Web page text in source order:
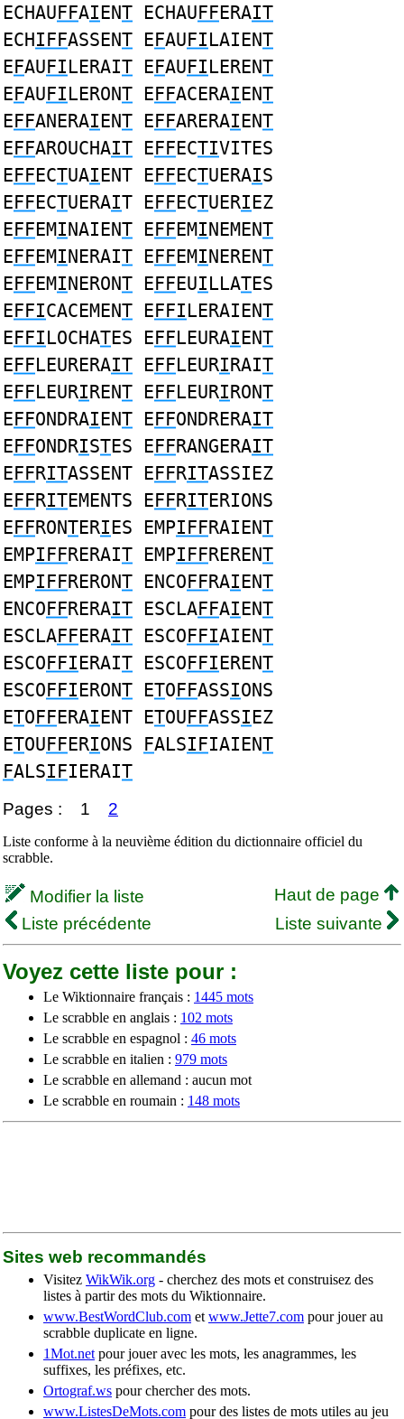
ECHAUFFAIENT ECHAUFFERAIT
ECHIFFASSENT EFAUFILAIENT
EFAUFILERAIT EFAUFILERENT
EFAUFILERONT EFFACERAIENT
EFFANERAIENT EFFARERAIENT
EFFAROUCHAIT EFFECTIVITES
EFFECTUAIENT EFFECTUERAIS
EFFECTUERAIT EFFECTUERIEZ
EFFEMINAIENT EFFEMINEMENT
EFFEMINERAIT EFFEMINERENT
EFFEMINERONT EFFEUILLATES
EFFICACEMENT EFFILERAIENT
EFFILOCHATES EFFLEURAIENT
EFFLEURERAIT EFFLEURIRAIT
EFFLEURIRENT EFFLEURIRONT
EFFONDRAIENT EFFONDRERAIT
EFFONDRISTES EFFRANGERAIT
EFFRITASSENT EFFRITASSIEZ
EFFRITEMENTS EFFRITERIONS
EFFRONTERIES EMPIFFRAIENT
EMPIFFRERAIT EMPIFFRERENT
EMPIFFRERONT ENCOFFRAIENT
ENCOFFRERAIT ESCLAFFAIENT
ESCLAFFERAIT ESCOFFIAIENT
ESCOFFIERAIT ESCOFFIERENT
ESCOFFIERONT ETOFFASSIONS
ETOFFERAIENT ETOUFFASSIEZ
ETOUFFERIONS FALSIFIAIENT
FALSIFIERAIT
Pages : 1 2
Liste conforme à la neuvième édition du dictionnaire officiel du
scrabble.
Modifier la liste
Haut de page
Liste précédente
Liste suivante
Voyez cette liste pour :
Le Wiktionnaire français : 1445 mots
Le scrabble en anglais : 102 mots
Le scrabble en espagnol : 46 mots
Le scrabble en italien : 979 mots
Le scrabble en allemand : aucun mot
Le scrabble en roumain : 148 mots
Sites web recommandés
Visitez WikWik.org - cherchez des mots et construisez des
listes à partir des mots du Wiktionnaire.
www.BestWordClub.com et www.Jette7.com pour jouer au
scrabble duplicate en ligne.
1Mot.net pour jouer avec les mots, les anagrammes, les
suffixes, les préfixes, etc.
Ortograf.ws pour chercher des mots.
www.ListesDeMots.com pour des listes de mots utiles au jeu